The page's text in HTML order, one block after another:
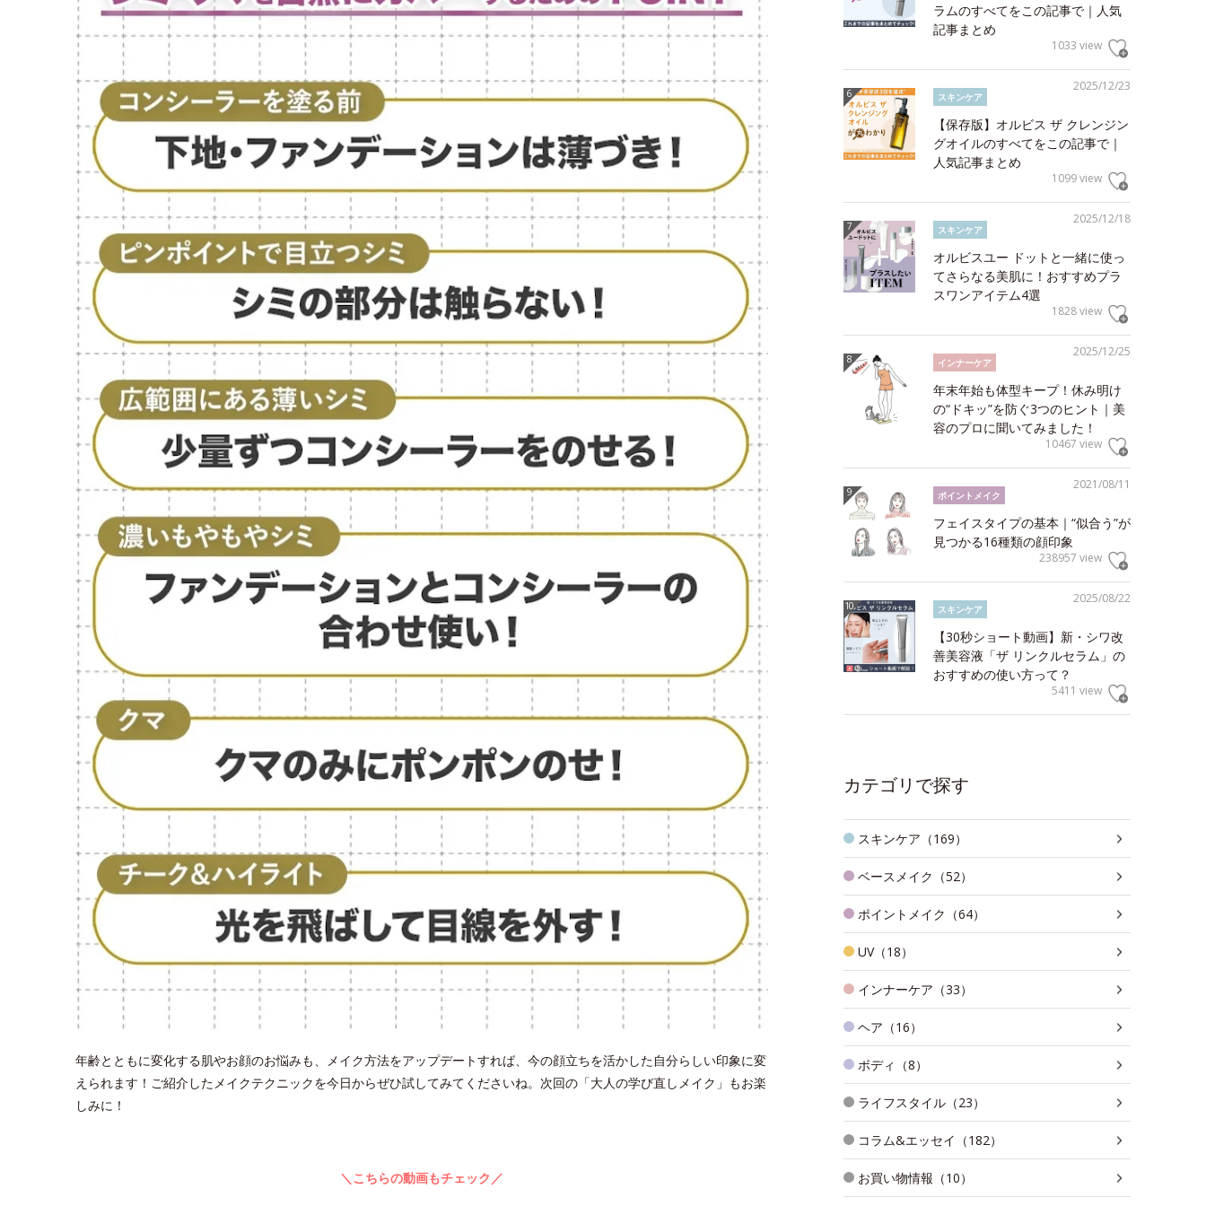
年齢とともに変化する肌やお顔のお悩みも、メイク方法をアップデートすれば、今の顔立ちを活かした自分らしい印象に変
えられます！ご紹介したメイクテクニックを今日からぜひ試してみてくださいね。次回の「大人の学び直しメイク」もお楽
しみに！
＼こちらの動画もチェック／
ラムのすべてをこの記事で｜人気
記事まとめ
1033 view
2025/12/23
スキンケア
【保存版】オルビス ザ クレンジン
グオイルのすべてをこの記事で｜
人気記事まとめ
1099 view
2025/12/18
スキンケア
オルビスユー ドットと一緒に使っ
てさらなる美肌に！おすすめプラ
スワンアイテム4選
1828 view
2025/12/25
インナーケア
年末年始も体型キープ！休み明け
の“ドキッ”を防ぐ3つのヒント｜美
容のプロに聞いてみました！
10467 view
2021/08/11
ポイントメイク
フェイスタイプの基本｜“似合う”が
見つかる16種類の顔印象
238957 view
2025/08/22
スキンケア
【30秒ショート動画】新・シワ改
善美容液「ザ リンクルセラム」の
おすすめの使い方って？
5411 view
カテゴリで探す
スキンケア（169）
ベースメイク（52）
ポイントメイク（64）
UV（18）
インナーケア（33）
ヘア（16）
ボディ（8）
ライフスタイル（23）
コラム&エッセイ（182）
お買い物情報（10）